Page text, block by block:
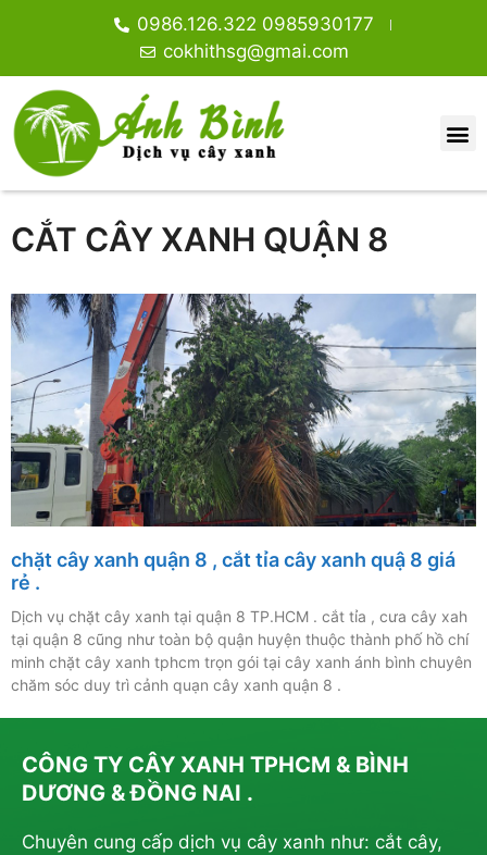
0986.126.322 0985930177
cokhithsg@gmai.com
CẮT CÂY XANH QUẬN 8
chặt cây xanh quận 8 , cắt tỉa cây xanh quậ 8 giá
rẻ .
Dịch vụ chặt cây xanh tại quận 8 TP.HCM . cắt tỉa , cưa cây xah
tại quận 8 cũng như toàn bộ quận huyện thuộc thành phố hồ chí
minh chặt cây xanh tphcm trọn gói tại cây xanh ánh bình chuyên
chăm sóc duy trì cảnh quạn cây xanh quận 8 .
CÔNG TY CÂY XANH TPHCM & BÌNH
DƯƠNG & ĐỒNG NAI .
Chuyên cung cấp dịch vụ cây xanh như: cắt cây,